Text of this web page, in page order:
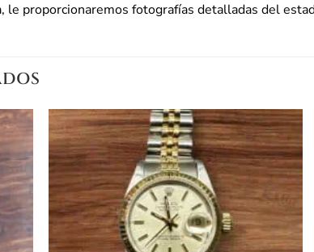
le proporcionaremos fotografías detalladas del